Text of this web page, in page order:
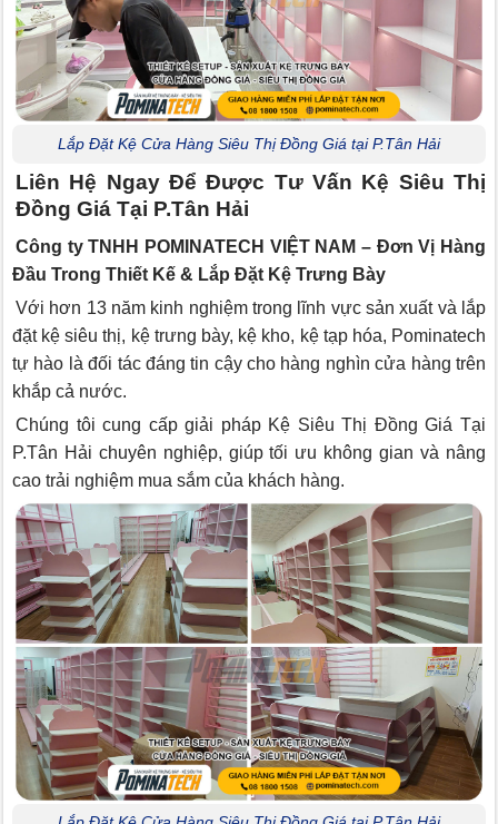
Lắp Đặt Kệ Cửa Hàng Siêu Thị Đồng Giá tại P.Tân Hải
Liên Hệ Ngay Để Được Tư Vấn Kệ Siêu Thị
Đồng Giá Tại P.Tân Hải
Công ty TNHH POMINATECH VIỆT NAM – Đơn Vị Hàng
Đầu Trong Thiết Kế & Lắp Đặt Kệ Trưng Bày
Với hơn 13 năm kinh nghiệm trong lĩnh vực sản xuất và lắp
đặt kệ siêu thị, kệ trưng bày, kệ kho, kệ tạp hóa, Pominatech
tự hào là đối tác đáng tin cậy cho hàng nghìn cửa hàng trên
khắp cả nước.
Chúng tôi cung cấp giải pháp Kệ Siêu Thị Đồng Giá Tại
P.Tân Hải chuyên nghiệp, giúp tối ưu không gian và nâng
cao trải nghiệm mua sắm của khách hàng.